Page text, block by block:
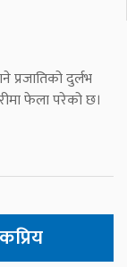
प्रजातिको दुर्लभ
फेला परेको छ।